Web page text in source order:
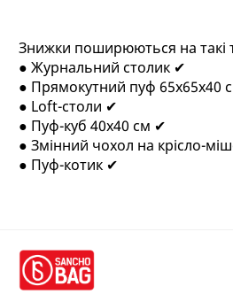
Знижки поширюються на такі
● Журнальний столик ✔
● Прямокутний пуф 65х65х40
● Loft-столи ✔
● Пуф-куб 40x40 см ✔
● Змінний чохол на крісло-
● Пуф-котик ✔